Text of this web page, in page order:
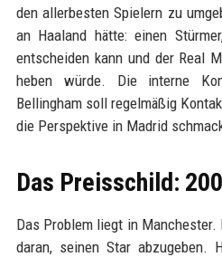
den allerbesten Spielern zu
an Haaland hätte: einen
entscheiden kann und der Real
heben würde. Die interne
Bellingham soll regelmäßig
die Perspektive in Madrid
Das Preisschild:
Das Problem liegt in
daran, seinen Star abzugeben.